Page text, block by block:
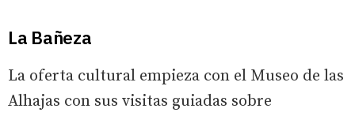
La Bañeza
La oferta cultural empieza con el Museo de las
Alhajas con sus visitas guiadas sobre